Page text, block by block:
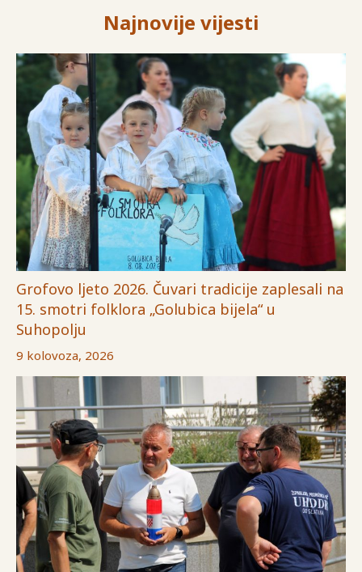
Najnovije vijesti
Grofovo ljeto 2026. Čuvari tradicije zaplesali na
15. smotri folklora „Golubica bijela“ u
Suhopolju
9 kolovoza, 2026